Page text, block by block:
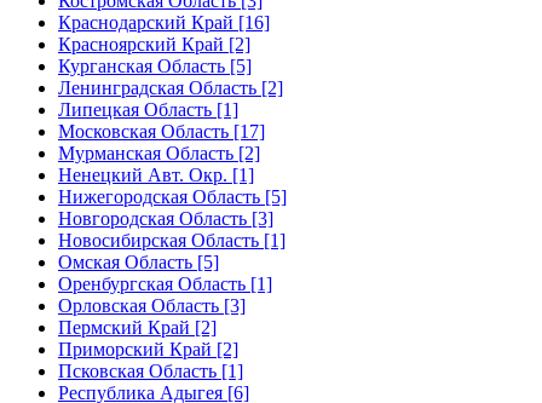
Краснодарский Край [16]
Красноярский Край [2]
Курганская Область [5]
Ленинградская Область [2]
Липецкая Область [1]
Московская Область [17]
Мурманская Область [2]
Ненецкий Авт. Окр. [1]
Нижегородская Область [5]
Новгородская Область [3]
Новосибирская Область [1]
Омская Область [5]
Оренбургская Область [1]
Орловская Область [3]
Пермский Край [2]
Приморский Край [2]
Псковская Область [1]
Республика Адыгея [6]